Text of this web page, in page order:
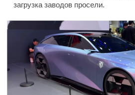
загрузка заводов просели.